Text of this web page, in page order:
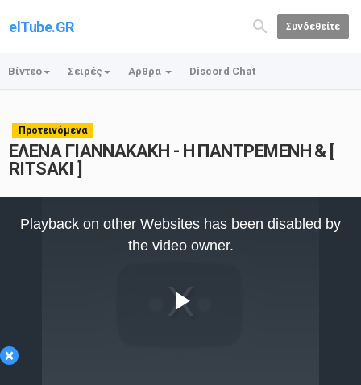
elTube.GR Συνδεθείτε
Βίντεο Σειρές Αρθρα Discord Chat
Προτεινόμενα
ΕΛΕΝΑ ΓΙΑΝΝΑΚΑΚΗ - Η ΠΑΝΤΡΕΜΕΝΗ & [
RITSAKI ]
×
Playback on other Websites has been disabled by
the video owner.